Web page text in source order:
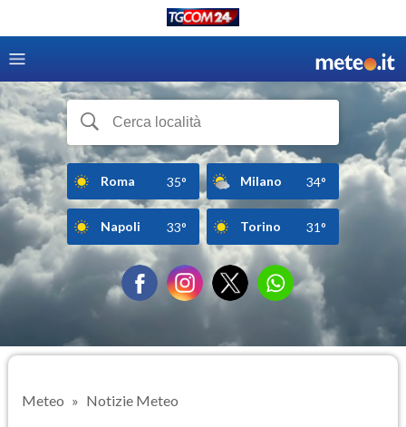
Roma 35° Milano 34°
Napoli 33° Torino 31°
Meteo Notizie Meteo